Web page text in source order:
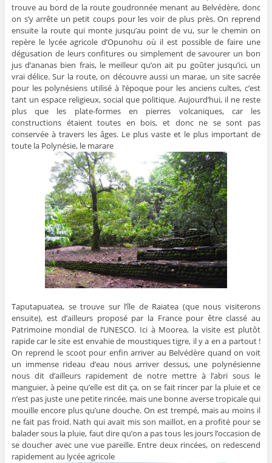
trouve au bord de la route goudronnée menant au Belvédère, donc
on s’y arrête un petit coups pour les voir de plus près. On reprend
ensuite la route qui monte jusqu’au point de vu, sur le chemin on
repère le lycée agricole d’Opunohu où il est possible de faire une
dégusation de leurs confitures ou simplement de savourer un bon
jus d’ananas bien frais, le meilleur qu’on ait pu goûter jusqu’ici, un
vrai délice. Sur la route, on découvre aussi un marae, un site sacrée
pour les polynésiens utilisé à l’époque pour les anciens cultes, c’est
tant un espace religieux, social que politique. Aujourd’hui, il ne reste
plus que les plate-formes en pierres volcaniques, car les
constructions étaient toutes en bois, et donc ne se sont pas
conservée à travers les âges. Le plus vaste et le plus important de
toute la Polynésie, le marare
Taputapuatea, se trouve sur l’île de Raiatea (que nous visiterons
ensuite), est d’ailleurs proposé par la France pour être classé au
Patrimoine mondial de l’UNESCO. Ici à Moorea, la visite est plutôt
rapide car le site est envahie de moustiques tigre, il y a en a partout !
On reprend le scoot pour enfin arriver au Belvédère quand on voit
un immense rideau d’eau nous arriver dessus, une polynésienne
nous dit d’ailleurs rapidement de notre mettre à l’abri sous le
manguier, à peine qu’elle est dit ça, on se fait rincer par la pluie et ce
n’est pas juste une petite rincée, mais une bonne averse tropicale qui
mouille encore plus qu’une douche. On est trempé, mais au moins il
ne fait pas froid. Nath qui avait mis son maillot, en a profité pour se
balader sous la pluie, faut dire qu’on a pas tous les jours l’occasion de
se doucher avec une vue pareille. Entre deux rincées, on redescend
rapidement au lycée agricole